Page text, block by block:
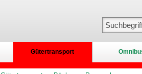
Gütertransport